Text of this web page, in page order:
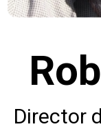
Director